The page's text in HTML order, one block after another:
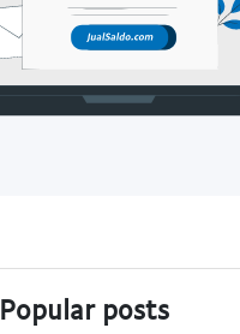
Popular posts